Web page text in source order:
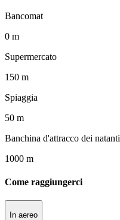
Bancomat
0 m
Supermercato
150 m
Spiaggia
50 m
Banchina d'attracco dei natanti
1000 m
Come raggiungerci
In aereo